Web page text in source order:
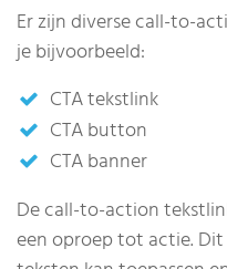
Er zijn diverse call-to-
je bijvoorbeeld:
CTA tekstlink
CTA button
CTA banner
De call-to-action
een oproep tot actie. Dit